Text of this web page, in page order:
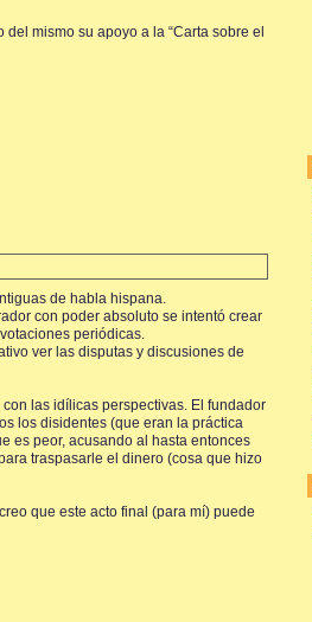
del mismo su apoyo a la “Carta sobre el
de habla hispana.
con poder absoluto se intentó crear
periódicas.
ver las disputas y discusiones de
las idílicas perspectivas. El fundador
los disidentes (que eran la práctica
es peor, acusando al hasta entonces
traspasarle el dinero (cosa que hizo
creo que este acto final (para mí) puede